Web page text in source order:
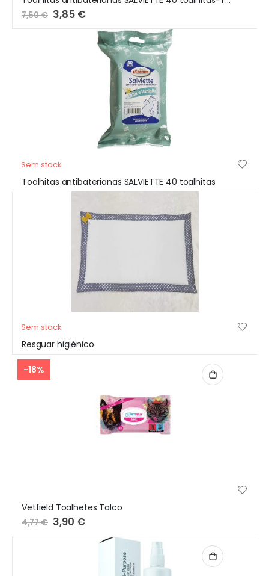
7,50 € Preço
Especial
3,85 €
Sem stock
Toalhitas antibaterianas SALVIETTE 40 toalhitas
Sem stock
Resguar higiénico
-18%
Vetfield Toalhetes Talco
4,77 € Preço
Especial
3,90 €